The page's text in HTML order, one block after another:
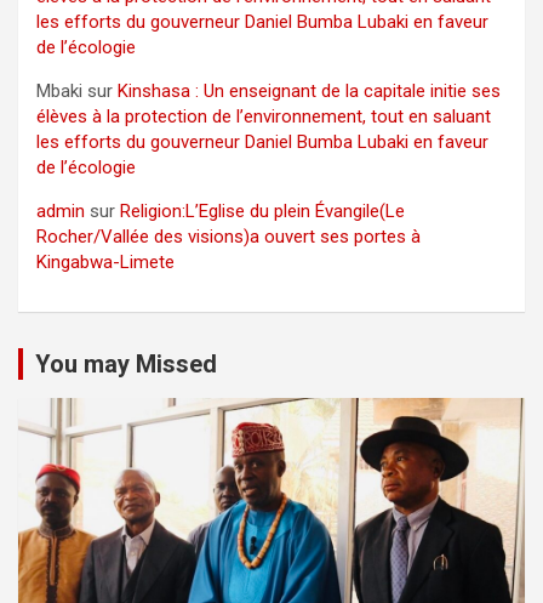
les efforts du gouverneur Daniel Bumba Lubaki en faveur
de l’écologie
Mbaki sur Kinshasa : Un enseignant de la capitale initie ses
élèves à la protection de l’environnement, tout en saluant
les efforts du gouverneur Daniel Bumba Lubaki en faveur
de l’écologie
admin sur Religion:L’Eglise du plein Évangile(Le
Rocher/Vallée des visions)a ouvert ses portes à
Kingabwa-Limete
You may Missed